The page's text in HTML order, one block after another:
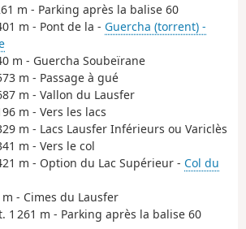
m - Parking après la balise 60
m - Pont de la - Guercha (torrent) -
m - Guercha Soubeïrane
m - Passage à gué
m - Vallon du Lausfer
m - Vers les lacs
m - Lacs Lausfer Inférieurs ou Variclès
m - Vers le col
m - Option du Lac Supérieur - Col du
- Cimes du Lausfer
1 261 m - Parking après la balise 60